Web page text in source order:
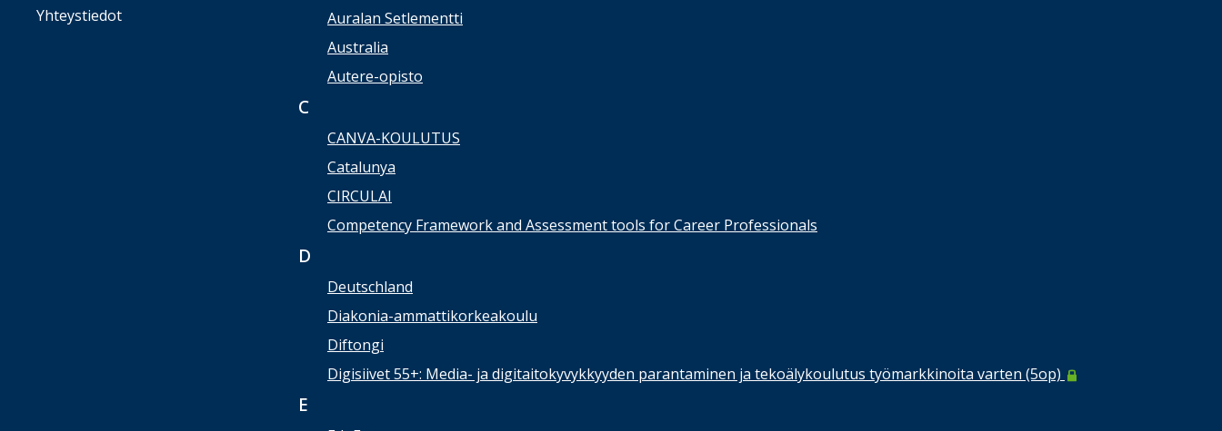
Auralan Setlementti
Australia
Autere-opisto
C
CANVA-KOULUTUS
Catalunya
CIRCULAI
Competency Framework and Assessment tools for Career Professionals
D
Deutschland
Diakonia-ammattikorkeakoulu
Diftongi
Digisiivet 55+: Media- ja digitaitokyvykkyyden parantaminen ja tekoälykoulutus työmarkkinoita varten (5op)
E
Yhteystiedot